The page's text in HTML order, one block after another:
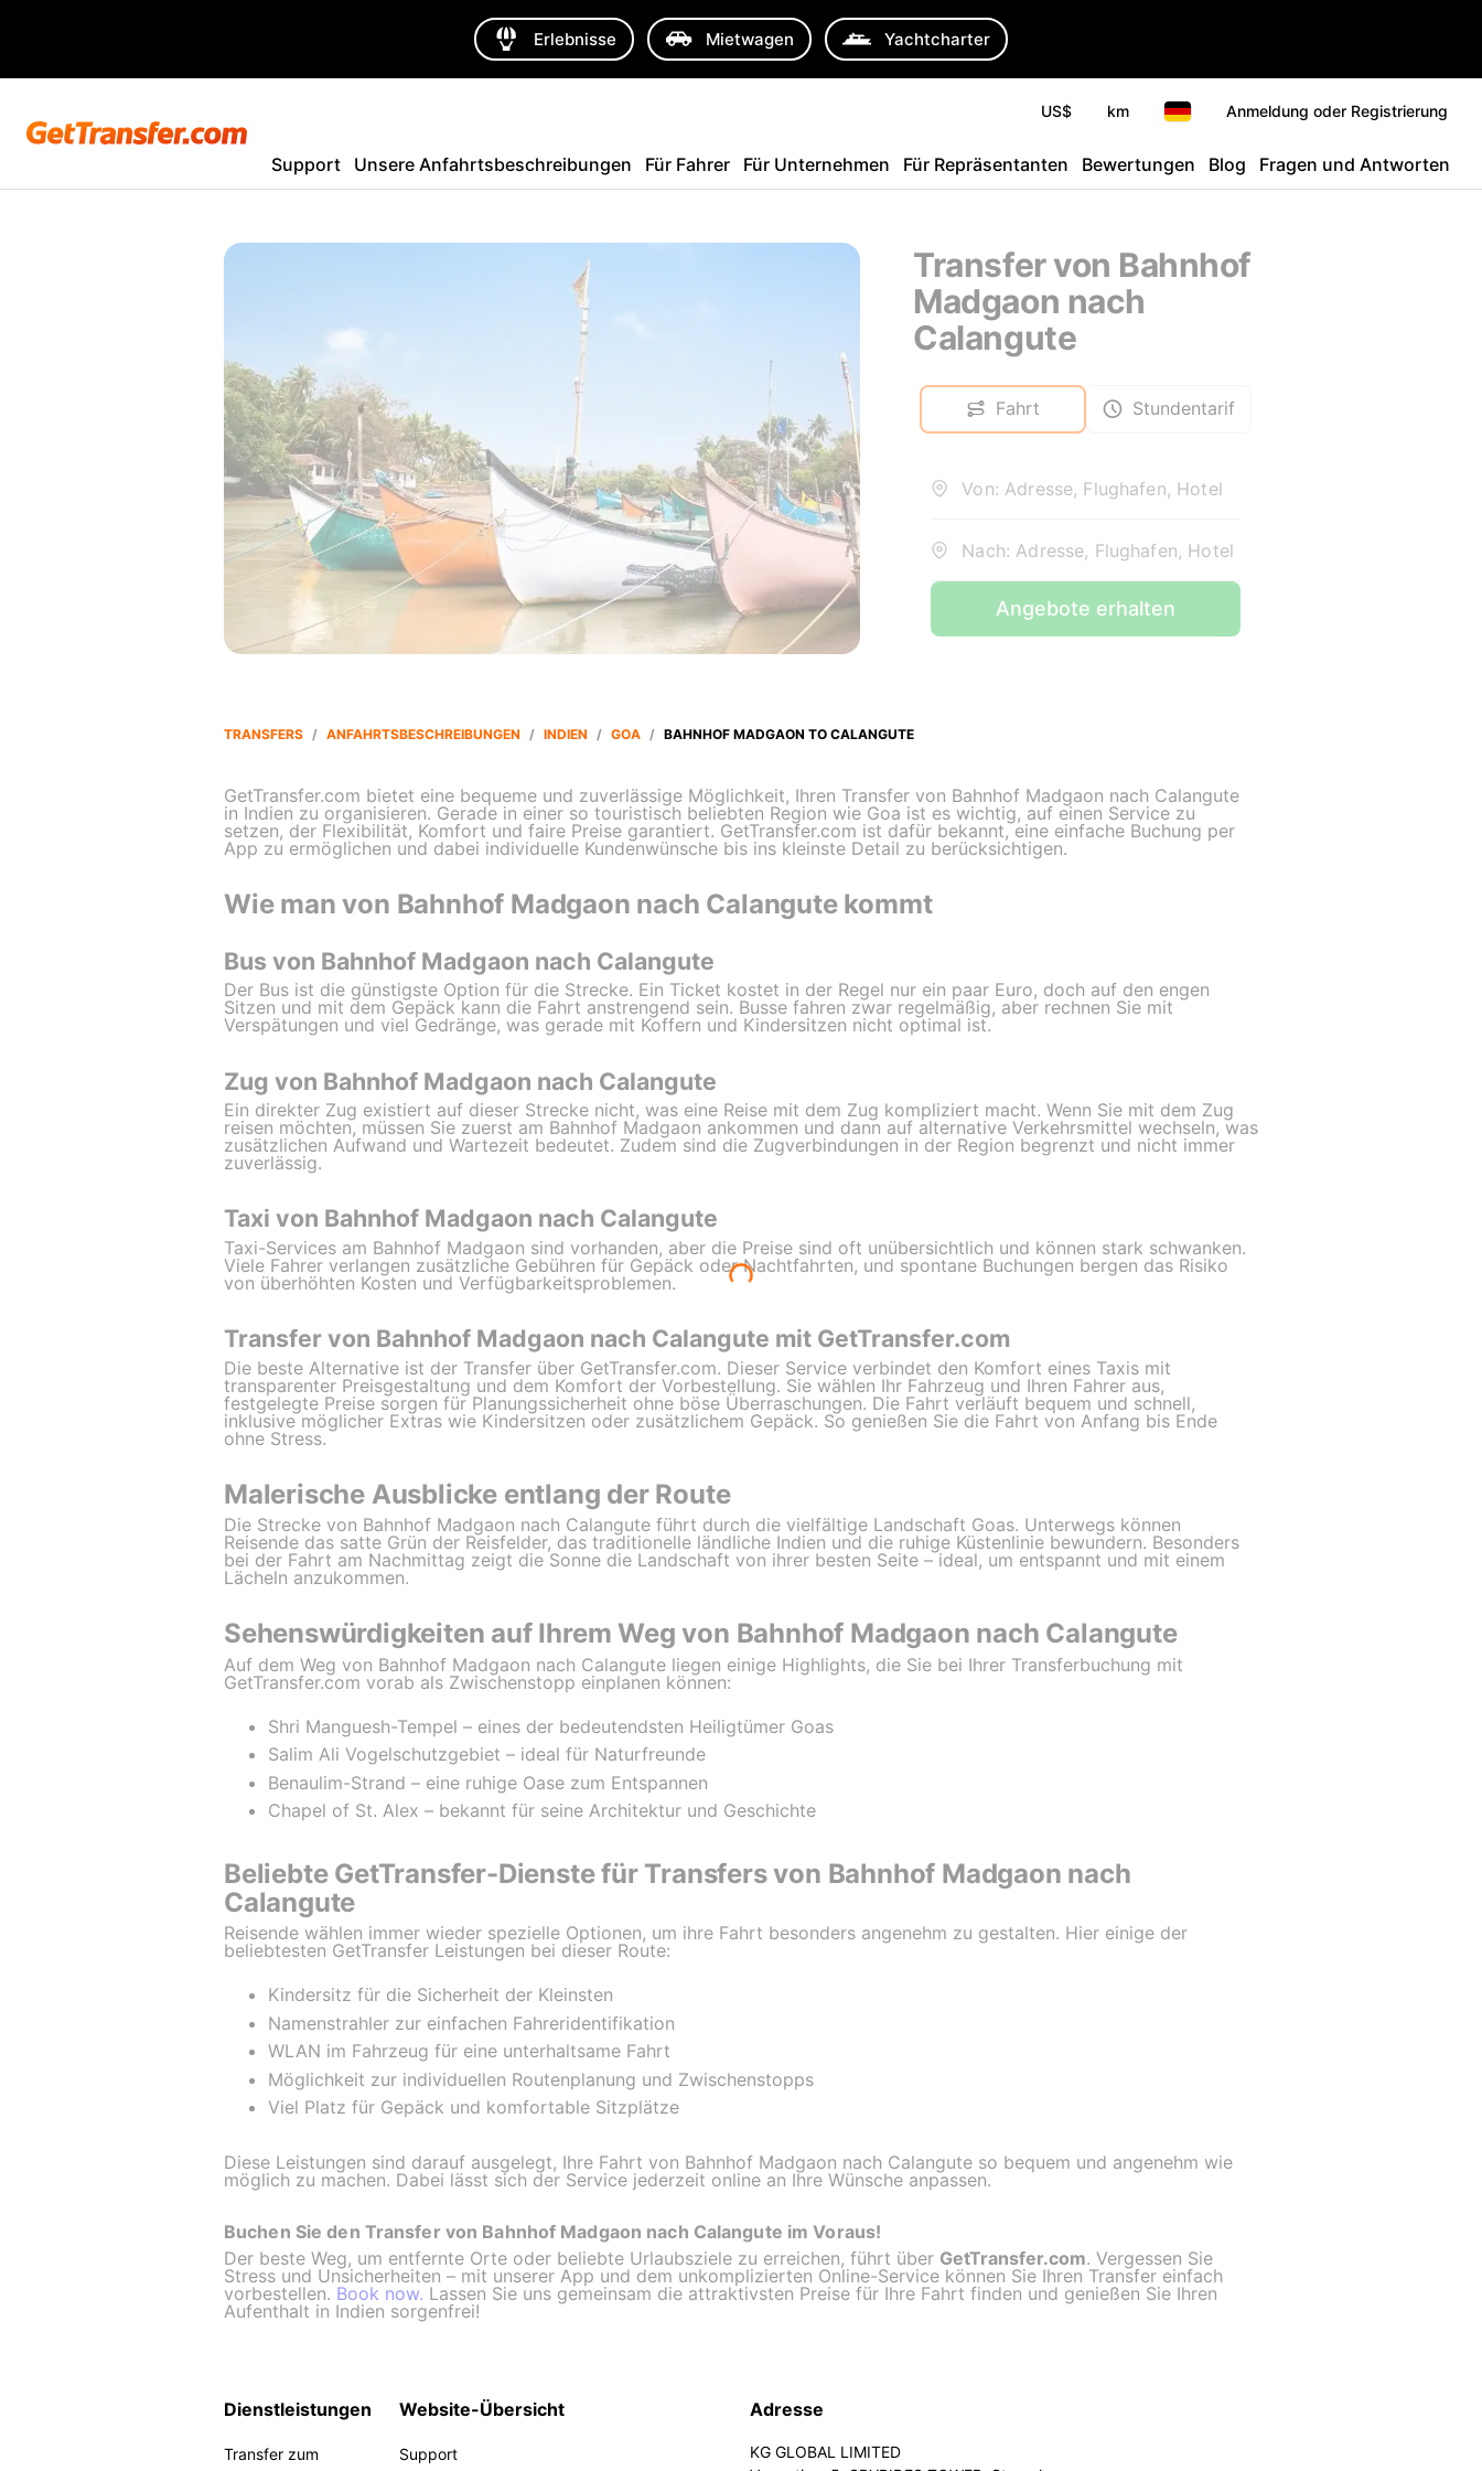
Erlebnisse Mietwagen Yachtcharter
US$ km Anmeldung oder Registrierung
Support Unsere Anfahrtsbeschreibungen Für Fahrer Für Unternehmen Für Repräsentanten Bewertungen Blog Fragen und Antworten
Transfer von Bahnhof
Madgaon nach
Calangute
Fahrt Stundentarif
Von: Adresse, Flughafen, Hotel
Nach: Adresse, Flughafen, Hotel
Angebote erhalten
TRANSFERS / ANFAHRTSBESCHREIBUNGEN / INDIEN / GOA / BAHNHOF MADGAON TO CALANGUTE
GetTransfer.com bietet eine bequeme und zuverlässige Möglichkeit, Ihren Transfer von Bahnhof Madgaon nach Calangute
in Indien zu organisieren. Gerade in einer so touristisch beliebten Region wie Goa ist es wichtig, auf einen Service zu
setzen, der Flexibilität, Komfort und faire Preise garantiert. GetTransfer.com ist dafür bekannt, eine einfache Buchung per
App zu ermöglichen und dabei individuelle Kundenwünsche bis ins kleinste Detail zu berücksichtigen.
Wie man von Bahnhof Madgaon nach Calangute kommt
Bus von Bahnhof Madgaon nach Calangute
Der Bus ist die günstigste Option für die Strecke. Ein Ticket kostet in der Regel nur ein paar Euro, doch auf den engen
Sitzen und mit dem Gepäck kann die Fahrt anstrengend sein. Busse fahren zwar regelmäßig, aber rechnen Sie mit
Verspätungen und viel Gedränge, was gerade mit Koffern und Kindersitzen nicht optimal ist.
Zug von Bahnhof Madgaon nach Calangute
Ein direkter Zug existiert auf dieser Strecke nicht, was eine Reise mit dem Zug kompliziert macht. Wenn Sie mit dem Zug
reisen möchten, müssen Sie zuerst am Bahnhof Madgaon ankommen und dann auf alternative Verkehrsmittel wechseln, was
zusätzlichen Aufwand und Wartezeit bedeutet. Zudem sind die Zugverbindungen in der Region begrenzt und nicht immer
zuverlässig.
Taxi von Bahnhof Madgaon nach Calangute
Taxi-Services am Bahnhof Madgaon sind vorhanden, aber die Preise sind oft unübersichtlich und können stark schwanken.
Viele Fahrer verlangen zusätzliche Gebühren für Gepäck oder Nachtfahrten, und spontane Buchungen bergen das Risiko
von überhöhten Kosten und Verfügbarkeitsproblemen.
Transfer von Bahnhof Madgaon nach Calangute mit GetTransfer.com
Die beste Alternative ist der Transfer über GetTransfer.com. Dieser Service verbindet den Komfort eines Taxis mit
transparenter Preisgestaltung und dem Komfort der Vorbestellung. Sie wählen Ihr Fahrzeug und Ihren Fahrer aus,
festgelegte Preise sorgen für Planungssicherheit ohne böse Überraschungen. Die Fahrt verläuft bequem und schnell,
inklusive möglicher Extras wie Kindersitzen oder zusätzlichem Gepäck. So genießen Sie die Fahrt von Anfang bis Ende
ohne Stress.
Malerische Ausblicke entlang der Route
Die Strecke von Bahnhof Madgaon nach Calangute führt durch die vielfältige Landschaft Goas. Unterwegs können
Reisende das satte Grün der Reisfelder, das traditionelle ländliche Indien und die ruhige Küstenlinie bewundern. Besonders
bei der Fahrt am Nachmittag zeigt die Sonne die Landschaft von ihrer besten Seite – ideal, um entspannt und mit einem
Lächeln anzukommen.
Sehenswürdigkeiten auf Ihrem Weg von Bahnhof Madgaon nach Calangute
Auf dem Weg von Bahnhof Madgaon nach Calangute liegen einige Highlights, die Sie bei Ihrer Transferbuchung mit
GetTransfer.com vorab als Zwischenstopp einplanen können:
Shri Manguesh-Tempel – eines der bedeutendsten Heiligtümer Goas
Salim Ali Vogelschutzgebiet – ideal für Naturfreunde
Benaulim-Strand – eine ruhige Oase zum Entspannen
Chapel of St. Alex – bekannt für seine Architektur und Geschichte
Beliebte GetTransfer-Dienste für Transfers von Bahnhof Madgaon nach
Calangute
Reisende wählen immer wieder spezielle Optionen, um ihre Fahrt besonders angenehm zu gestalten. Hier einige der
beliebtesten GetTransfer Leistungen bei dieser Route:
Kindersitz für die Sicherheit der Kleinsten
Namenstrahler zur einfachen Fahreridentifikation
WLAN im Fahrzeug für eine unterhaltsame Fahrt
Möglichkeit zur individuellen Routenplanung und Zwischenstopps
Viel Platz für Gepäck und komfortable Sitzplätze
Diese Leistungen sind darauf ausgelegt, Ihre Fahrt von Bahnhof Madgaon nach Calangute so bequem und angenehm wie
möglich zu machen. Dabei lässt sich der Service jederzeit online an Ihre Wünsche anpassen.
Buchen Sie den Transfer von Bahnhof Madgaon nach Calangute im Voraus!
Der beste Weg, um entfernte Orte oder beliebte Urlaubsziele zu erreichen, führt über GetTransfer.com. Vergessen Sie
Stress und Unsicherheiten – mit unserer App und dem unkomplizierten Online-Service können Sie Ihren Transfer einfach
vorbestellen. Book now. Lassen Sie uns gemeinsam die attraktivsten Preise für Ihre Fahrt finden und genießen Sie Ihren
Aufenthalt in Indien sorgenfrei!
Dienstleistungen
Transfer zum
Website-Übersicht
Support
Adresse
KG GLOBAL LIMITED